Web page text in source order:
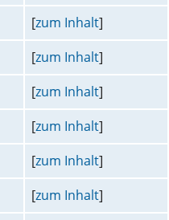
[zum Inhalt]
[zum Inhalt]
[zum Inhalt]
[zum Inhalt]
[zum Inhalt]
[zum Inhalt]